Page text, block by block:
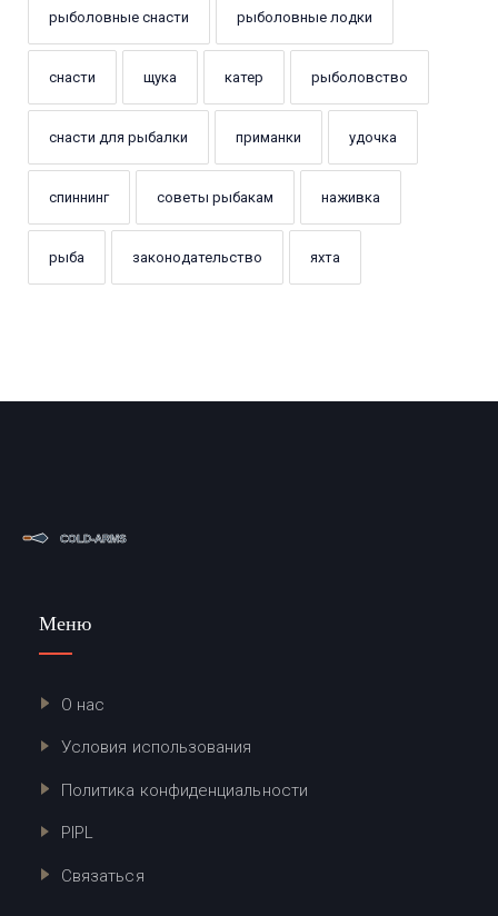
рыболовные снасти рыболовные лодки
снасти щука катер рыболовство
снасти для рыбалки приманки удочка
спиннинг советы рыбакам наживка
рыба законодательство яхта
Меню
О нас
Условия использования
Политика конфиденциальности
PIPL
Связаться